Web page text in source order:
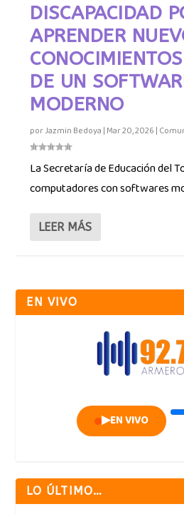
DISCAPACIDAD
APRENDER
DE UN
MODERNO
porJazmin Bedoya | Mar 20, 2026 |
La Secretaría de Educación del
computadores con softwares
LEER MÁS
EN VIVO
▶EN VIVO
LO ÚLTIMO…